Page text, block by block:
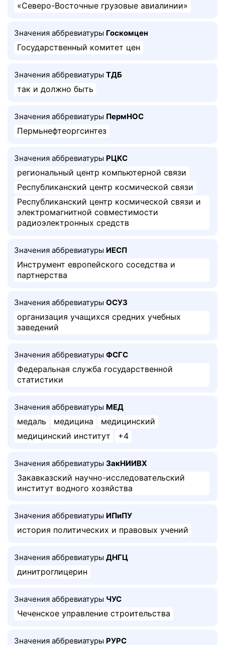
«Северо-Восточные грузовые авиалинии»
Значения аббревиатуры Госкомцен
Государственный комитет цен
Значения аббревиатуры ТДБ
так и должно быть
Значения аббревиатуры ПермНОС
Пермьнефтеоргсинтез
Значения аббревиатуры РЦКС
региональный центр компьютерной связи
Республиканский центр космической связи
Республиканский центр космической связи и
электромагнитной совместимости
радиоэлектронных средств
Значения аббревиатуры ИЕСП
Инструмент европейского соседства и
партнерства
Значения аббревиатуры ОСУЗ
организация учащихся средних учебных
заведений
Значения аббревиатуры ФСГС
Федеральная служба государственной
статистики
Значения аббревиатуры МЕД
медаль медицина
медицинский
медицинский институт
+4
Значения аббревиатуры ЗакНИИВХ
Закавказский научно-исследовательский
институт водного хозяйства
Значения аббревиатуры ИПиПУ
история политических и правовых учений
Значения аббревиатуры ДНГЦ
динитроглицерин
Значения аббревиатуры ЧУС
Чеченское управление строительства
Значения аббревиатуры РУРС